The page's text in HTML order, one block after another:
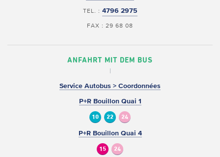
TEL. : 4796 2975
FAX : 29 68 08
ANFAHRT MIT DEM BUS
Service Autobus > Coordonnées
P+R Bouillon Quai 1
10 22 24
P+R Bouillon Quai 4
15 24